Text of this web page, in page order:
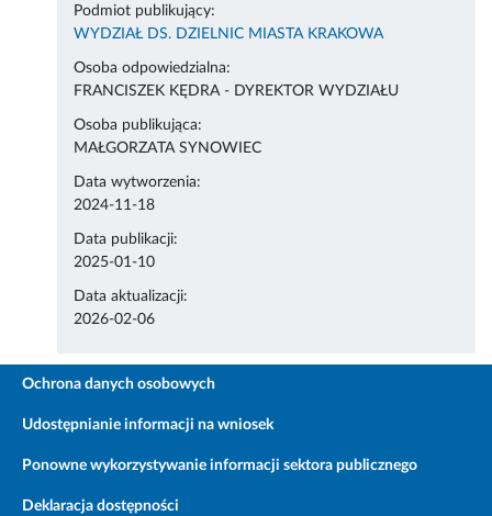
Podmiot publikujący:
WYDZIAŁ DS. DZIELNIC MIASTA KRAKOWA
Osoba odpowiedzialna:
FRANCISZEK KĘDRA - DYREKTOR WYDZIAŁU
Osoba publikująca:
MAŁGORZATA SYNOWIEC
Data wytworzenia:
2024-11-18
Data publikacji:
2025-01-10
Data aktualizacji:
2026-02-06
Ochrona danych osobowych
Udostępnianie informacji na wniosek
Ponowne wykorzystywanie informacji sektora publicznego
Deklaracja dostępności